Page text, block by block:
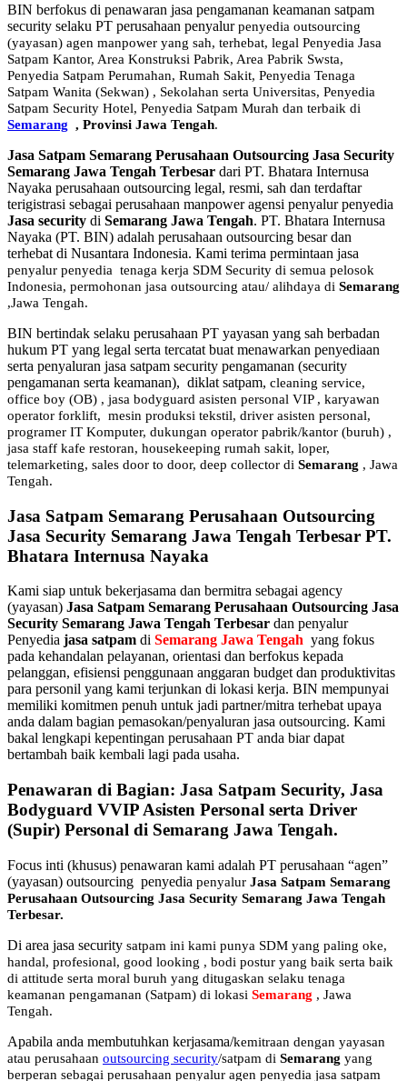
BIN berfokus di penawaran jasa pengamanan keamanan satpam
security selaku PT perusahaan penyalurpenyedia outsourcing
(yayasan) agen manpower yang sah, terhebat, legal Penyedia Jasa
Satpam Kantor, Area Konstruksi Pabrik, Area Pabrik Swsta,
Penyedia Satpam Perumahan, Rumah Sakit, Penyedia Tenaga
Satpam Wanita (Sekwan) , Sekolahan serta Universitas, Penyedia
Satpam Security Hotel, Penyedia Satpam Murah dan terbaik di
Semarang , Provinsi Jawa Tengah.
Jasa Satpam Semarang Perusahaan Outsourcing Jasa Security
Semarang Jawa Tengah Terbesar dari PT. Bhatara Internusa
Nayaka perusahaan outsourcing legal, resmi, sah dan terdaftar
terigistrasi sebagai perusahaan manpower agensi penyalur penyedia
Jasa security di Semarang Jawa Tengah. PT. Bhatara Internusa
Nayaka (PT. BIN) adalah perusahaan outsourcing besar dan
terhebat di Nusantara Indonesia. Kami terima permintaan jasa
penyalur penyedia tenaga kerja SDM Security di semua pelosok
Indonesia, permohonan jasa outsourcing atau/ alihdaya di Semarang
,Jawa Tengah.
BIN bertindak selaku perusahaan PT yayasan yang sah berbadan
hukum PT yang legal serta tercatat buat menawarkan penyediaan
serta penyaluran jasa satpam security pengamanan (security
pengamanan serta keamanan), diklat satpam, cleaning service,
office boy (OB) , jasa bodyguard asisten personal VIP , karyawan
operator forklift, mesin produksi tekstil, driver asisten personal,
programer IT Komputer, dukungan operator pabrik/kantor (buruh) ,
jasa staff kafe restoran, housekeeping rumah sakit, loper,
telemarketing, sales door to door, deep collector di Semarang , Jawa
Tengah.
Jasa Satpam Semarang Perusahaan Outsourcing
Jasa Security Semarang Jawa Tengah Terbesar PT.
Bhatara Internusa Nayaka
Kami siap untuk bekerjasama dan bermitra sebagai agency
(yayasan) Jasa Satpam Semarang Perusahaan Outsourcing Jasa
Security Semarang Jawa Tengah Terbesar dan penyalur
Penyedia jasa satpam di Semarang Jawa Tengah yang fokus
pada kehandalan pelayanan, orientasi dan berfokus kepada
pelanggan, efisiensi penggunaan anggaran budget dan produktivitas
para personil yang kami terjunkan di lokasi kerja. BIN mempunyai
memiliki komitmen penuh untuk jadi partner/mitra terhebat upaya
anda dalam bagian pemasokan/penyaluran jasa outsourcing. Kami
bakal lengkapi kepentingan perusahaan PT anda biar dapat
bertambah baik kembali lagi pada usaha.
Penawaran di Bagian: Jasa Satpam Security, Jasa
Bodyguard VVIP Asisten Personal serta Driver
(Supir) Personal di Semarang Jawa Tengah.
Focus inti (khusus) penawaran kami adalah PT perusahaan “agen”
(yayasan) outsourcing penyedia penyalur Jasa Satpam Semarang
Perusahaan Outsourcing Jasa Security Semarang Jawa Tengah
Terbesar.
Di area jasa security satpam ini kami punya SDM yang paling oke,
handal, profesional, good looking , bodi postur yang baik serta baik
di attitude serta moral buruh yang ditugaskan selaku tenaga
keamanan pengamanan (Satpam) di lokasi Semarang , Jawa
Tengah.
Apabila anda membutuhkan kerjasama/kemitraan dengan yayasan
atau perusahaan outsourcing security/satpam di Semarang yang
berperan sebagai perusahaan penyalur agen penyedia jasa satpam